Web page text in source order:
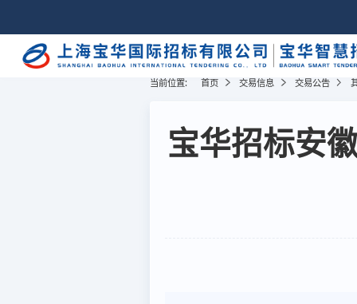
当前位置: 首页 交易信息 交易公告
宝华招标安